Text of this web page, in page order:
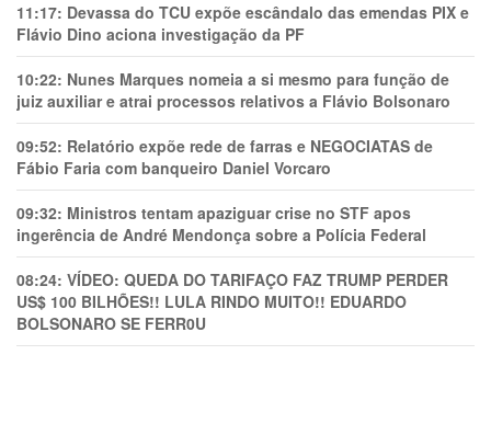
11:17: Devassa do TCU expõe escândalo das emendas PIX e
Flávio Dino aciona investigação da PF
10:22: Nunes Marques nomeia a si mesmo para função de
juiz auxiliar e atrai processos relativos a Flávio Bolsonaro
09:52: Relatório expõe rede de farras e NEGOCIATAS de
Fábio Faria com banqueiro Daniel Vorcaro
09:32: Ministros tentam apaziguar crise no STF apos
ingerência de André Mendonça sobre a Polícia Federal
08:24: VÍDEO: QUEDA DO TARIFAÇO FAZ TRUMP PERDER
US$ 100 BILHÕES!! LULA RINDO MUITO!! EDUARDO
BOLSONARO SE FERR0U